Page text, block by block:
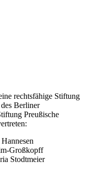
rechtsfähige Stiftung
Berliner
Preußische
Großkopff
Stodtmeier